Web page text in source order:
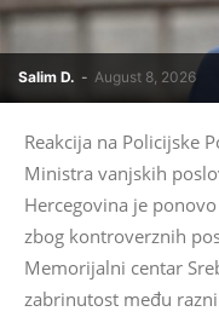
Salim D. - August 8, 2026
Reakcija na Policijske
Ministra vanjskih
Hercegovina je
zbog kontroverznih
Memorijalni centar
zabrinutost među